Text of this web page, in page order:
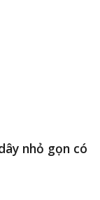
nhỏ gọn có